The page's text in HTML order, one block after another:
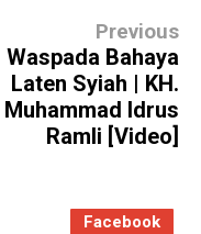
Previous
Waspada Bahaya
Laten Syiah | KH.
Muhammad Idrus
Ramli [Video]
Facebook